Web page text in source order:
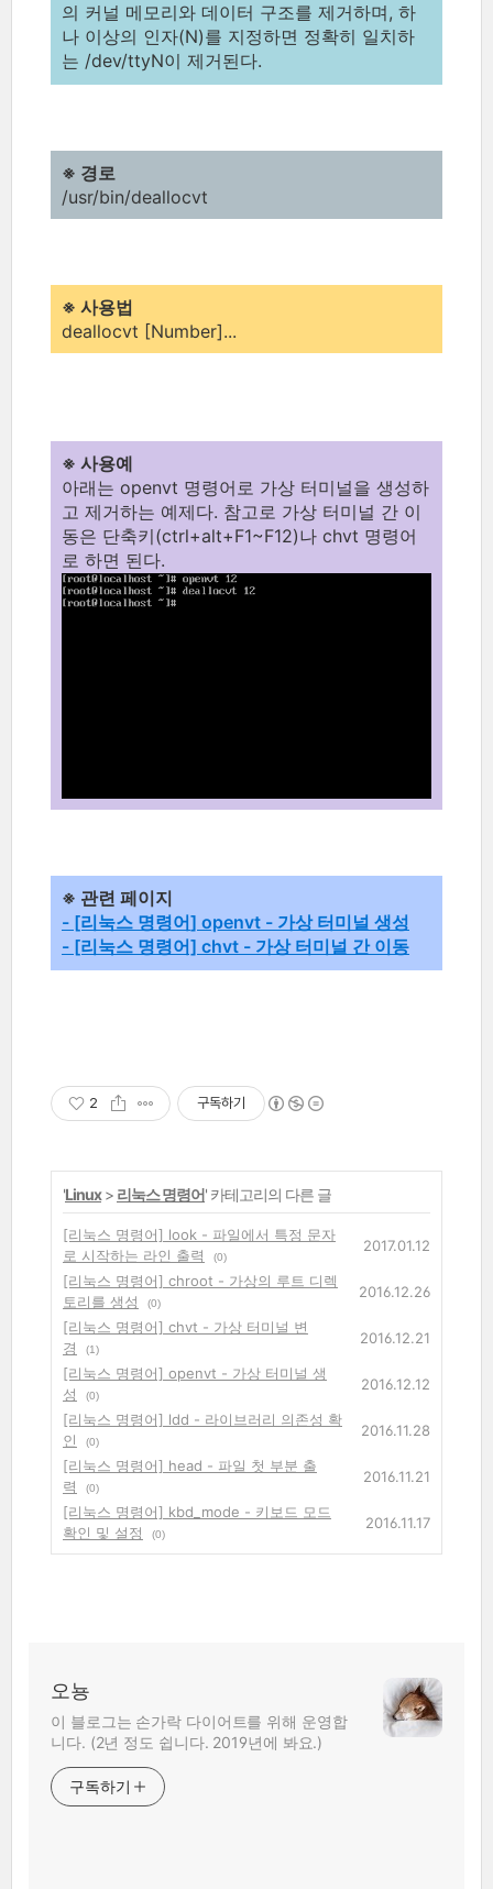
의 커널 메모리와 데이터 구조를 제거하며, 하
나 이상의 인자(N)를 지정하면 정확히 일치하
는 /dev/ttyN이 제거된다.
※ 경로
/usr/bin/deallocvt
※ 사용법
deallocvt [Number]...
※ 사용예
아래는 openvt 명령어로 가상 터미널을 생성하
고 제거하는 예제다. 참고로 가상 터미널 간 이
동은 단축키(ctrl+alt+F1~F12)나 chvt 명령어
로 하면 된다.
※ 관련 페이지
- [리눅스 명령어] openvt - 가상 터미널 생성
- [리눅스 명령어] chvt - 가상 터미널 간 이동
2 구독하기
'Linux> 리눅스 명령어' 카테고리의 다른 글
[리눅스 명령어] look - 파일에서 특정 문자
로 시작하는 라인 출력
(0)
2017.01.12
[리눅스 명령어] chroot - 가상의 루트 디렉
토리를 생성
(0)
2016.12.26
[리눅스 명령어] chvt - 가상 터미널 변
경
(1)
2016.12.21
[리눅스 명령어] openvt - 가상 터미널 생
성
(0)
2016.12.12
[리눅스 명령어] ldd - 라이브러리 의존성 확
인
(0)
2016.11.28
[리눅스 명령어] head - 파일 첫 부분 출
력
(0)
2016.11.21
[리눅스 명령어] kbd_mode - 키보드 모드
확인 및 설정
(0)
2016.11.17
오뇽
이 블로그는 손가락 다이어트를 위해 운영합
니다. (2년 정도 쉽니다. 2019년에 봐요.)
구독하기